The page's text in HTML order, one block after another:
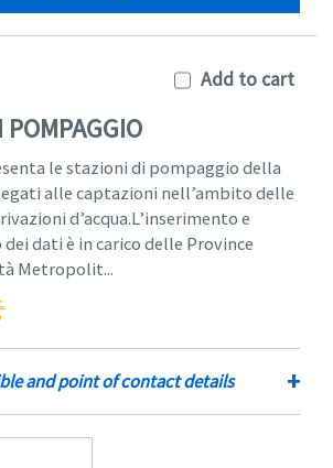
Add to cart
le stazioni di pompaggio della
alle captazioni nell’ambito delle
d’acqua.L’inserimento e
dati è in carico delle Province
Metropolit...
and point of contact details +